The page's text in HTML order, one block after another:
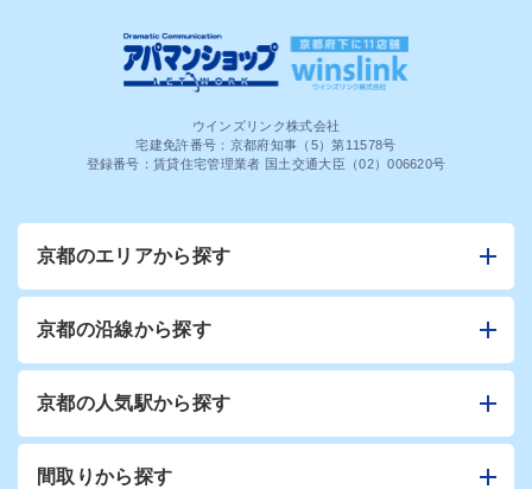
ウインズリンク株式会社
宅建免許番号：京都府知事（5）第11578号
登録番号：賃貸住宅管理業者 国土交通大臣（02）006620号
京都のエリアから探す
京都の沿線から探す
京都の人気駅から探す
間取りから探す